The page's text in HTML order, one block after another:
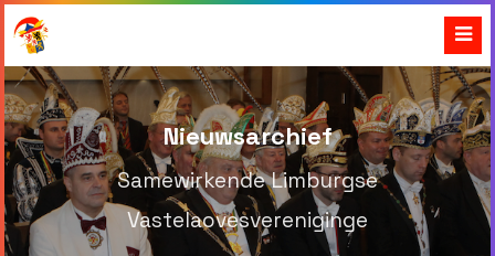
Nieuwsarchief
Samewirkende Limburgse
Vastelaovesvereniginge